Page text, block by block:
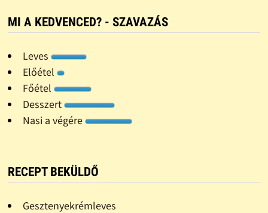
MI A KEDVENCED? - SZAVAZÁS
Leves
Előétel
Főétel
Desszert
Nasi a végére
RECEPT BEKÜLDŐ
Gesztenyekrémleves